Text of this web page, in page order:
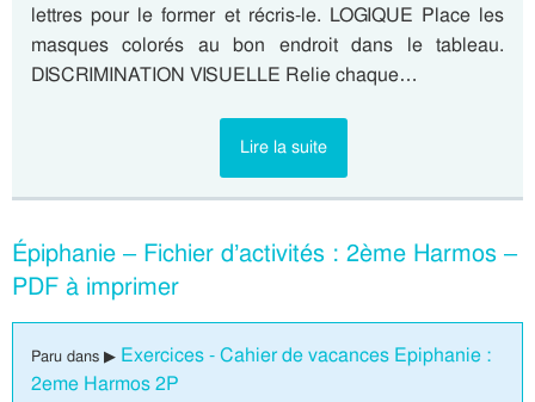
lettres pour le former et récris-le. LOGIQUE Place les
masques colorés au bon endroit dans le tableau.
DISCRIMINATION VISUELLE Relie chaque…
Lire la suite
Épiphanie – Fichier d’activités : 2ème Harmos –
PDF à imprimer
Paru dans ▶ Exercices - Cahier de vacances Epiphanie :
2eme Harmos 2P